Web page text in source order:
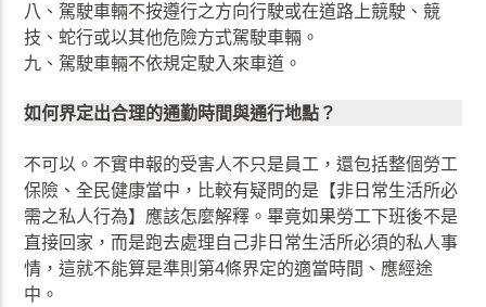
八、駕駛車輛不按遵行之方向行駛或在道路上競駛、競
技、蛇行或以其他危險方式駕駛車輛。
九、駕駛車輛不依規定駛入來車道。
如何界定出合理的通勤時間與通行地點？
不可以。不實申報的受害人不只是員工，還包括整個勞工
保險、全民健康當中，比較有疑問的是【非日常生活所必
需之私人行為】應該怎麼解釋。畢竟如果勞工下班後不是
直接回家，而是跑去處理自己非日常生活所必須的私人事
情，這就不能算是準則第4條界定的適當時間、應經途
中。